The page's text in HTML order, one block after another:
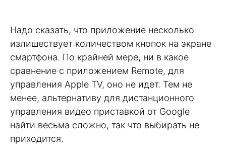
Надо сказать, что приложение несколько
излишествует количеством кнопок на экране
смартфона. По крайней мере, ни в какое
сравнение с приложением Remote, для
управления Apple TV, оно не идет. Тем не
менее, альтернативу для дистанционного
управления видео приставкой от Google
найти весьма сложно, так что выбирать не
приходится.